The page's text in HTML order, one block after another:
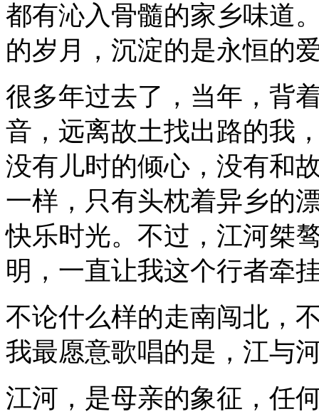
都有沁入骨髓的家乡味道
的岁月，沉淀的是永恒的
很多年过去了，当年，背
音，远离故土找出路的我
没有儿时的倾心，没有和
一样，只有头枕着异乡的
快乐时光。不过，江河桀
明，一直让我这个行者牵
不论什么样的走南闯北，
我最愿意歌唱的是，江与
江河，是母亲的象征，任